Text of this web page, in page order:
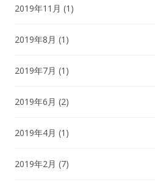
2019年11月 (1)
2019年8月 (1)
2019年7月 (1)
2019年6月 (2)
2019年4月 (1)
2019年2月 (7)